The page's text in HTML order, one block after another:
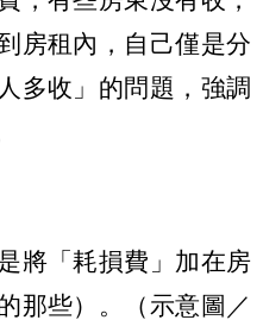
房租內，自己僅是分
多收」的問題，強調
將「耗損費」加在房
那些）。（示意圖／